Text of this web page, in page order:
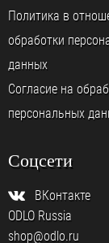
Политика в
обработки
данных
Согласие на
персональных
Соцсети
ВКонтакте
ODLO Russia
shop@odlo.ru